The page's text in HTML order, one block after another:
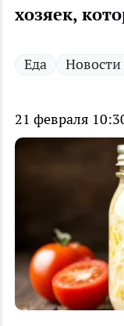
хозяек,
Еда Новости
21 февраля